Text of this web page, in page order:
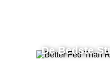
De Bedste